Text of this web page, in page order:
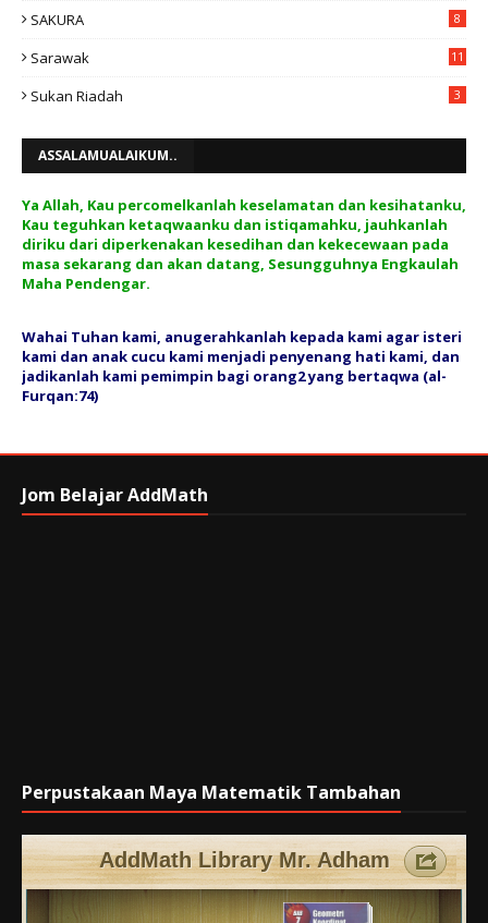
SAKURA 8
Sarawak 11
Sukan Riadah 3
ASSALAMUALAIKUM..
Ya Allah, Kau percomelkanlah keselamatan dan kesihatanku,
Kau teguhkan ketaqwaanku dan istiqamahku, jauhkanlah
diriku dari diperkenakan kesedihan dan kekecewaan pada
masa sekarang dan akan datang, Sesungguhnya Engkaulah
Maha Pendengar.
Wahai Tuhan kami, anugerahkanlah kepada kami agar isteri
kami dan anak cucu kami menjadi penyenang hati kami, dan
jadikanlah kami pemimpin bagi orang2 yang bertaqwa (al-
Furqan:74)
Jom Belajar AddMath
Perpustakaan Maya Matematik Tambahan